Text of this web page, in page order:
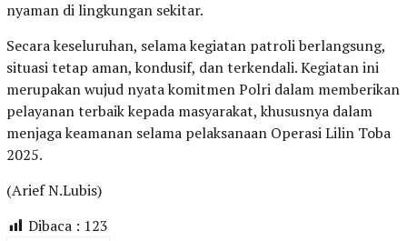
nyaman di lingkungan sekitar.
Secara keseluruhan, selama kegiatan patroli berlangsung,
situasi tetap aman, kondusif, dan terkendali. Kegiatan ini
merupakan wujud nyata komitmen Polri dalam memberikan
pelayanan terbaik kepada masyarakat, khususnya dalam
menjaga keamanan selama pelaksanaan Operasi Lilin Toba
2025.
(Arief N.Lubis)
Dibaca : 123